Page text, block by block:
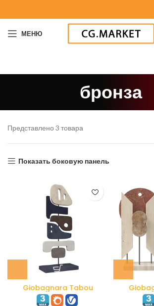
МЕНЮ
бронза
Представлено 3 товара
Показать боковую панель
Giobagnara Tabou
Sculpture #3